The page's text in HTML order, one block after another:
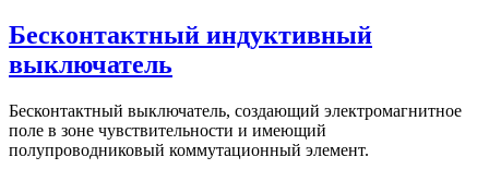
Бесконтактный индуктивный
выключатель
Бесконтактный выключатель, создающий электромагнитное
поле в зоне чувствительности и имеющий
полупроводниковый коммутационный элемент.